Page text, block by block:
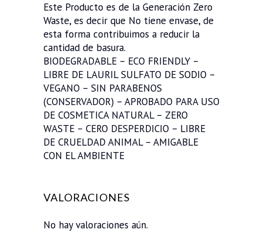
Este Producto es de la Generación Zero
Waste, es decir que No tiene envase, de
esta forma contribuimos a reducir la
cantidad de basura.
BIODEGRADABLE – ECO FRIENDLY –
LIBRE DE LAURIL SULFATO DE SODIO –
VEGANO – SIN PARABENOS
(CONSERVADOR) – APROBADO PARA USO
DE COSMETICA NATURAL – ZERO
WASTE – CERO DESPERDICIO – LIBRE
DE CRUELDAD ANIMAL – AMIGABLE
CON EL AMBIENTE
VALORACIONES
No hay valoraciones aún.